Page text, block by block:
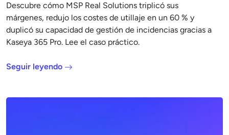
Descubre cómo MSP Real Solutions triplicó sus
márgenes, redujo los costes de utillaje en un 60 % y
duplicó su capacidad de gestión de incidencias gracias a
Kaseya 365 Pro. Lee el caso práctico.
Seguir leyendo